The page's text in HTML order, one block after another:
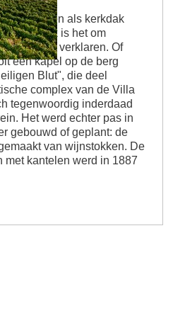
wijnranken als kerkdak
makkelijk is het om
te verklaren. Of
een kapel op de berg
Blut", die deel
complex van de Villa
tegenwoordig inderdaad
Het werd echter pas in
gebouwd of geplant: de
van wijnstokken. De
met kantelen werd in 1887